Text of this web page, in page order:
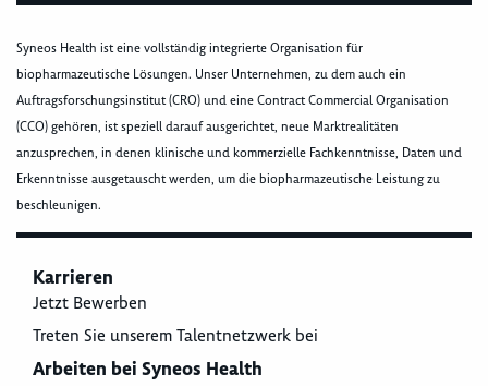
Syneos Health ist eine vollständig integrierte Organisation für
biopharmazeutische Lösungen. Unser Unternehmen, zu dem auch ein
Auftragsforschungsinstitut (CRO) und eine Contract Commercial Organisation
(CCO) gehören, ist speziell darauf ausgerichtet, neue Marktrealitäten
anzusprechen, in denen klinische und kommerzielle Fachkenntnisse, Daten und
Erkenntnisse ausgetauscht werden, um die biopharmazeutische Leistung zu
beschleunigen.
Karrieren
Jetzt Bewerben
Treten Sie unserem Talentnetzwerk bei
Arbeiten bei Syneos Health